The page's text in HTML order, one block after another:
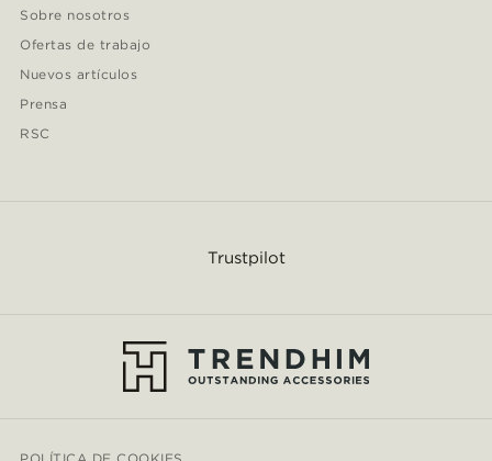
Sobre nosotros
Ofertas de trabajo
Nuevos artículos
Prensa
RSC
Trustpilot